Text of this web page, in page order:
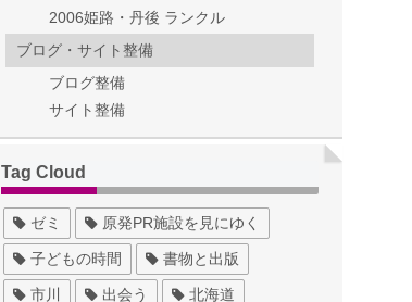
2006姫路・丹後 ランクル
ブログ・サイト整備
ブログ整備
サイト整備
Tag Cloud
ゼミ 原発PR施設を見にゆく
子どもの時間 書物と出版
市川 出会う 北海道